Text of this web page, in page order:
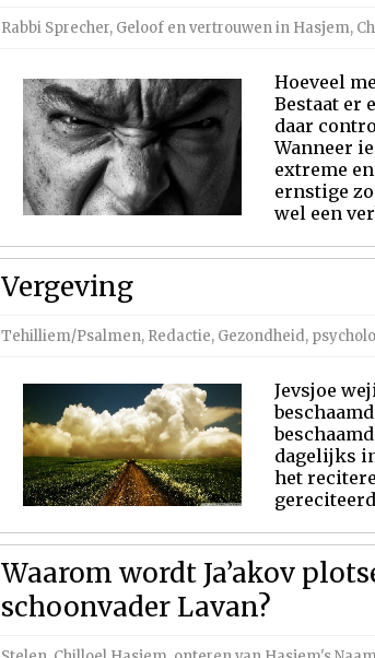
Rabbi Sprecher, Geloof en vertrouwen in Hasjem,
Hoeveel
Bestaat er
daar
Wanneer
extreme
ernstige
wel een
Vergeving
Tehilliem/Psalmen, Redactie, Gezondheid,
Jevsjoe
dagelijks
het
Waarom wordt Ja’akov
schoonvader Lavan?